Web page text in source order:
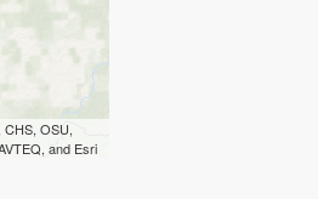
OSU,
and Esri